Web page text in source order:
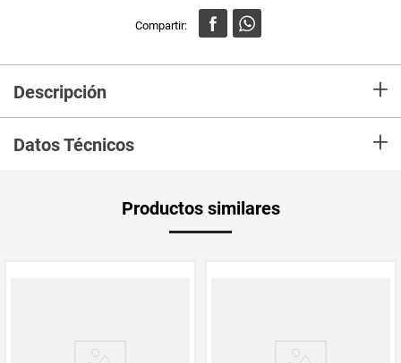
Descripción +
exclusiva , un cuidadoso proceso de maduración y de granos
seleccionados uno a uno para lograr un arroz muy blanco, con una
Datos Técnicos +
Productos similares